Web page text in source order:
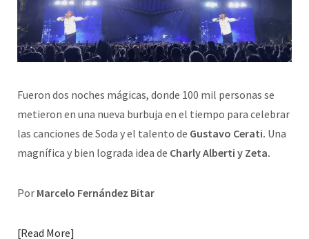
Fueron dos noches mágicas, donde 100 mil personas se
metieron en una nueva burbuja en el tiempo para celebrar
las canciones de Soda y el talento de Gustavo Cerati. Una
magnífica y bien lograda idea de Charly Alberti y Zeta.
Por Marcelo Fernández Bitar
Read More